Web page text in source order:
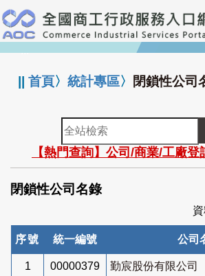
跳
到
主
要
:::
||首頁〉統計專區〉 閉鎖性公司
全
站
檢
索
【熱門查詢】公司/商業/工廠登
閉鎖性公司名錄
序號 統一編號 公司
1 00000379 勤宸股份有限公司